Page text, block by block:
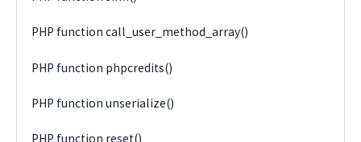
PHP function call_user_method_array()
PHP function phpcredits()
PHP function unserialize()
PHP function reset()